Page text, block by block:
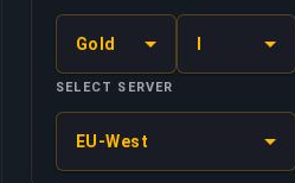
Gold
SELECT SERVER
EU-West